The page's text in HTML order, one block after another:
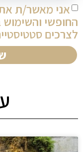
אני מאשר/ת
החופשי והשימוש
לצרכים